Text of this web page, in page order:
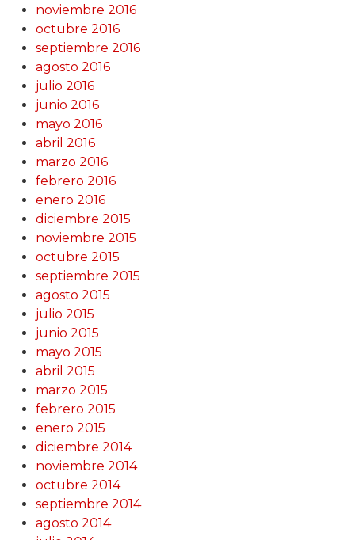
noviembre 2016
octubre 2016
septiembre 2016
agosto 2016
julio 2016
junio 2016
mayo 2016
abril 2016
marzo 2016
febrero 2016
enero 2016
diciembre 2015
noviembre 2015
octubre 2015
septiembre 2015
agosto 2015
julio 2015
junio 2015
mayo 2015
abril 2015
marzo 2015
febrero 2015
enero 2015
diciembre 2014
noviembre 2014
octubre 2014
septiembre 2014
agosto 2014